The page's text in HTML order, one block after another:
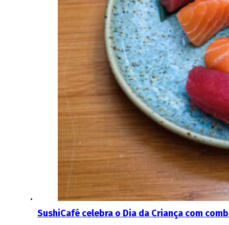
SushiCafé celebra o Dia da Criança com